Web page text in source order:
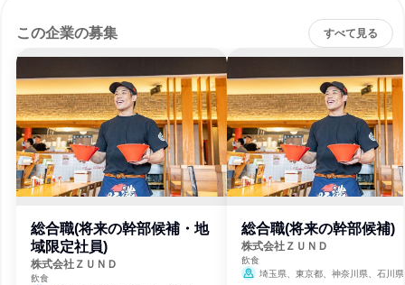
この企業の募集 すべて見る
総合職(将来の幹部候補・地
域限定社員)
株式会社ＺＵＮＤ
飲食
総合職(将来の幹部候補)
株式会社ＺＵＮＤ
飲食
埼玉県、東京都、神奈川県、石川